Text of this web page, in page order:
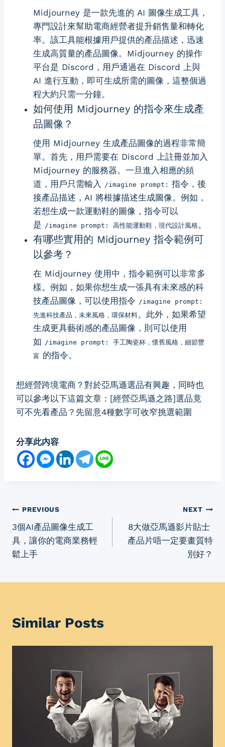
Midjourney 是一款先進的 AI 圖像生成工具，
專門設計來幫助電商經營者提升銷售量和轉化
率。該工具能根據用戶提供的產品描述，迅速
生成高質量的產品圖像。Midjourney 的操作
平台是 Discord，用戶通過在 Discord 上與
AI 進行互動，即可生成所需的圖像，這整個過
程大約只需一分鐘。
如何使用 Midjourney 的指令來生成產
品圖像？
使用 Midjourney 生成產品圖像的過程非常簡
單。首先，用戶需要在 Discord 上註冊並加入
Midjourney 的服務器。一旦進入相應的頻
道，用戶只需輸入
/imagine prompt: 指令，後
接產品描述，AI 將根據描述生成圖像。例如，
若想生成一款運動鞋的圖像，指令可以
是 /imagine prompt: 高性能運動鞋，現代設計風格。
有哪些實用的 Midjourney 指令範例可
以參考？
在 Midjourney 使用中，指令範例可以非常多
樣。例如，如果你想生成一張具有未來感的科
技產品圖像，可以使用指令 /imagine prompt:
先進科技產品，未來風格，環保材料。此外，如果希望
生成更具藝術感的產品圖像，則可以使用
如 /imagine prompt: 手工陶瓷杯，懷舊風格，細節豐
富 的指令。
想經營跨境電商？對於亞馬遜選品有興趣，同時也
可以參考以下這篇文章： [經營亞馬遜之路]選品竟
可不先看產品？先留意4種數字可收窄挑選範圍
分享此內容
Post
navigation
PREVIOUS
3個AI產品圖像生成工
具，讓你的電商業務輕
鬆上手
NEXT
8大做亞馬遜影片貼士
產品片唔一定要畫質特
別好？
Similar Posts